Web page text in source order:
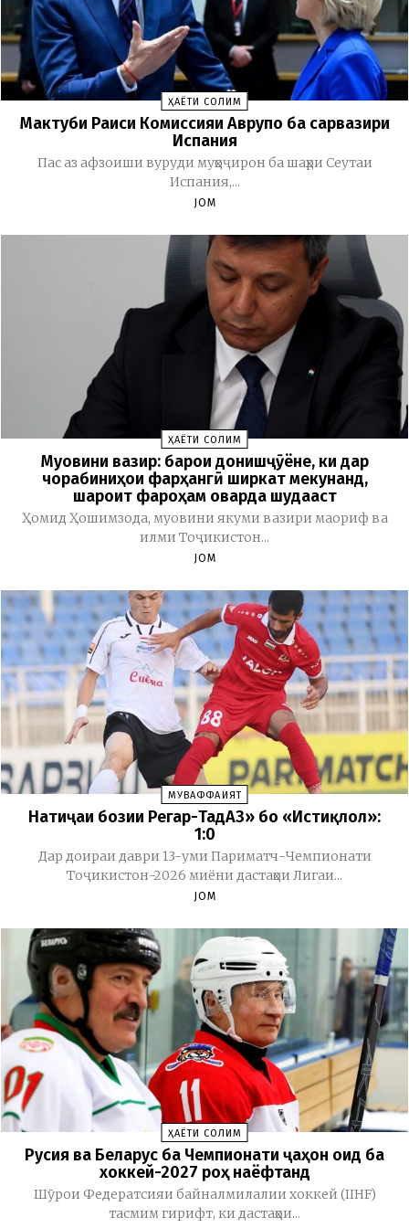
ҲАЁТИ СОЛИМ
Мактуби Раиси Комиссияи Аврупо ба сарвазири
Испания
Пас аз афзоиши вуруди муҳоҷирон ба шаҳри Сеутаи
Испания,...
JOM
ҲАЁТИ СОЛИМ
Муовини вазир: барои донишҷӯёне, ки дар
чорабиниҳои фарҳангӣ ширкат мекунанд,
шароит фароҳам оварда шудааст
Ҳомид Ҳошимзода, муовини якуми вазири маориф ва
илми Тоҷикистон...
JOM
МУВАФФАҚИЯТ
Натиҷаи бозии Регар-ТадАЗ» бо «Истиқлол»:
1:0
Дар доираи даври 13-уми Париматч-Чемпионати
Тоҷикистон-2026 миёни дастаҳои Лигаи...
JOM
ҲАЁТИ СОЛИМ
Русия ва Беларус ба Чемпионати ҷаҳон оид ба
хоккей-2027 роҳ наёфтанд
Шӯрои Федератсияи байналмилалии хоккей (IIHF)
тасмим гирифт, ки дастаҳои...